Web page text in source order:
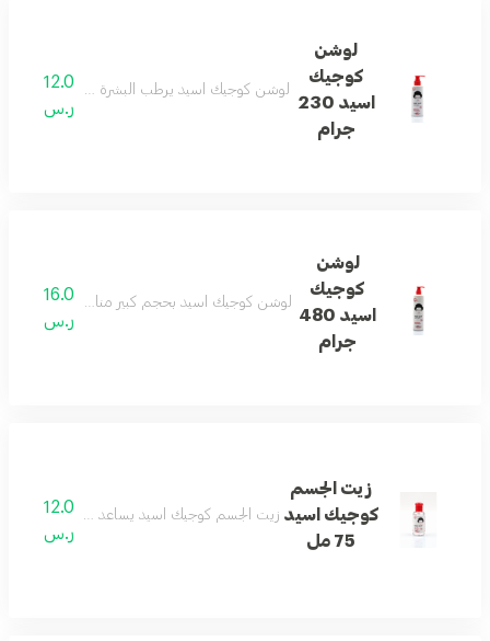
لوشن
كوجيك
اسيد 230
جرام
لوشن كوجيك اسيد يرطب البشرة بفعالية
12.0
ر.س
لوشن
كوجيك
اسيد 480
جرام
لوشن كوجيك اسيد بحجم كبير مناسب للاستخدام
16.0
ر.س
زيت الجسم
كوجيك اسيد
75 مل
زيت الجسم كوجيك اسيد يساعد على ترطيب البشرة
12.0
ر.س